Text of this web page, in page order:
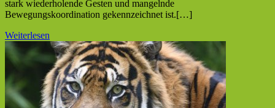
stark wiederholende Gesten und mangelnde
Bewegungskoordination gekennzeichnet ist.[…]
Weiterlesen